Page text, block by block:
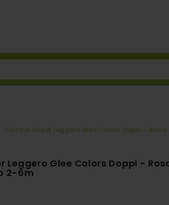
Ciuccio Super Leggero Glee Colors Doppi -
Leggero Glee Colors Doppi -
2-6m